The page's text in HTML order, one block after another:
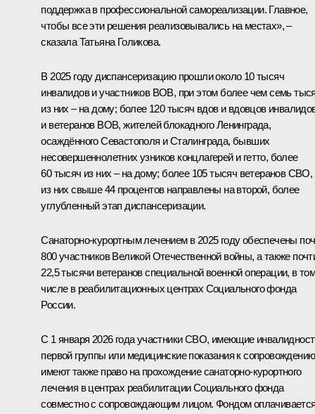
поддержка в профессиональной самореализации. Главное,
чтобы все эти решения реализовывались на местах», –
сказалаТатьяна Голикова.
В 2025 году диспансеризацию прошли около 10 тысяч
инвалидов и участников ВОВ, при этом более чем семь
из них – на дому; более 120 тысяч вдов и вдовцов
и ветеранов ВОВ, жителей блокадного Ленинграда,
осаждённого Севастополя и Сталинграда, бывших
несовершеннолетних узников концлагерей и гетто, более
60 тысяч из них – на дому; более 105 тысяч ветеранов СВО,
из них свыше 44 процентов направлены на второй, более
углубленный этап диспансеризации.
Санаторно-курортным лечением в 2025 году обеспечены
800 участников Великой Отечественной войны, а также
22,5 тысячи ветеранов специальной военной операции, в
числе в реабилитационных центрах Социального фонда
России.
С 1 января 2026 года участники СВО, имеющие
первой группы или медицинские показания к
имеют также право на прохождение санаторно-курортного
лечения в центрах реабилитации Социального фонда
совместно с сопровождающим лицом. Фондом